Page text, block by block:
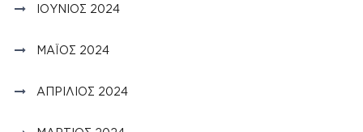
ΙΟΎΝΙΟΣ 2024
ΜΆΙΟΣ 2024
ΑΠΡΊΛΙΟΣ 2024